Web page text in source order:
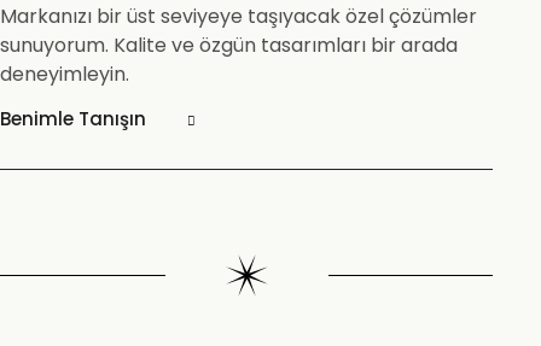
Markanızı bir üst seviyeye taşıyacak özel çözümler
sunuyorum. Kalite ve özgün tasarımları bir arada
deneyimleyin.
Benimle Tanışın